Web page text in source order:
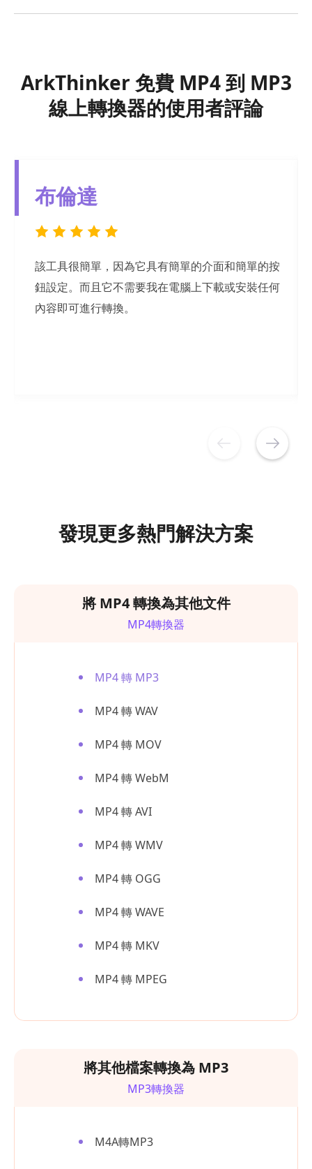
ArkThinker 免費 MP4 到 MP3
線上轉換器的使用者評論
克里斯
感謝 ArkThinker 免費 MP4 到 MP3 線上轉換器，
我可以快速將 MP4 影片轉換為 MP3 文件，而不會
損失品質。
發現更多熱門解決方案
將 MP4 轉換為其他文件
MP4轉換器
MP4 轉 MP3
MP4 轉 WAV
MP4 轉 MOV
MP4 轉 WebM
MP4 轉 AVI
MP4 轉 WMV
MP4 轉 OGG
MP4 轉 WAVE
MP4 轉 MKV
MP4 轉 MPEG
將其他檔案轉換為 MP3
MP3轉換器
M4A轉MP3